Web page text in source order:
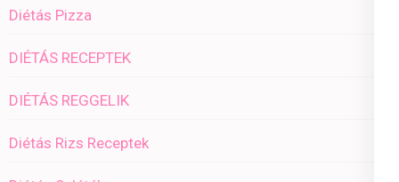
Diétás Pizza
DIÉTÁS RECEPTEK
DIÉTÁS REGGELIK
Diétás Rizs Receptek